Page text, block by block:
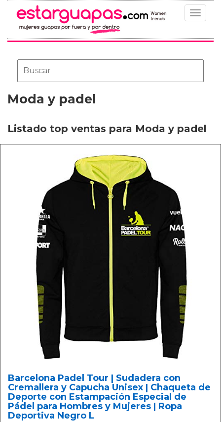
Toggle
Moda y padel
Listado top ventas para Moda y padel
Barcelona Padel Tour | Sudadera con
Cremallera y Capucha Unisex | Chaqueta de
Deporte con Estampación Especial de
Pádel para Hombres y Mujeres | Ropa
Deportiva Negro L